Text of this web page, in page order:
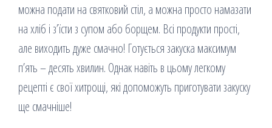
можна подати на святковий стіл, а можна просто намазати
на хліб і з’їсти з супом або борщем. Всі продукти прості,
але виходить дуже смачно! Готується закуска максимум
п’ять – десять хвилин. Однак навіть в цьому легкому
рецепті є свої хитрощі, які допоможуть приготувати закуску
ще смачніше!